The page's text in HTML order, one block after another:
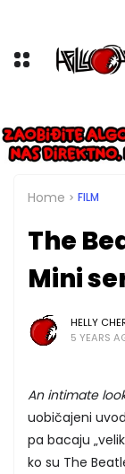
Home FILM
The
Mini
HELLY
5 YEARS
An intimate
uobičajeni
pa bacaju
ko su The